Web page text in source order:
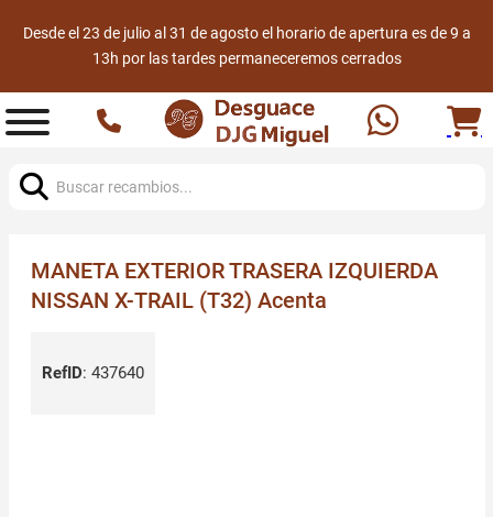
Desde el 23 de julio al 31 de agosto el horario de apertura es de 9 a
13h por las tardes permaneceremos cerrados
MANETA EXTERIOR TRASERA IZQUIERDA
NISSAN X-TRAIL (T32) Acenta
RefID: 437640